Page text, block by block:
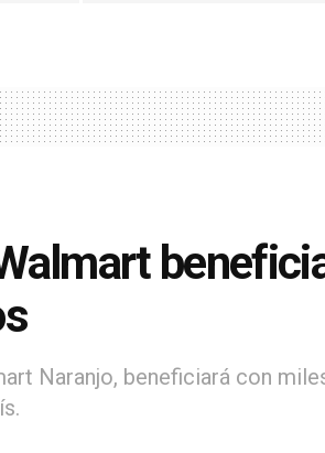
Naranjo, beneficiará con